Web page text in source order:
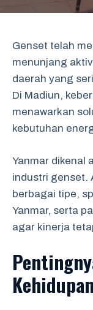
Genset telah
menunjang
daerah yang
Di Madiun,
menawarkan
kebutuhan
Yanmar dikenal
industri genset.
berbagai tipe,
Yanmar, serta
agar kinerja